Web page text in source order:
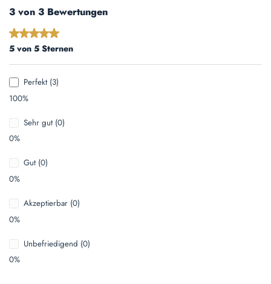
3 von 3 Bewertungen
Durchschnittliche Bewertung von 5 von 5 Sternen
5 von 5 Sternen
Perfekt (3)
100%
Sehr gut (0)
0%
Gut (0)
0%
Akzeptierbar (0)
0%
Unbefriedigend (0)
0%